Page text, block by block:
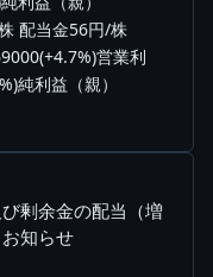
配当金56円/株
営業利
純利益（親）
剰余金の配当（増
知らせ